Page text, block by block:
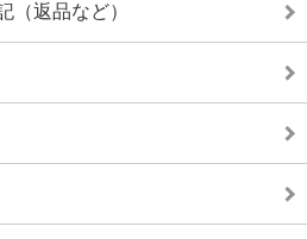
（返品など）